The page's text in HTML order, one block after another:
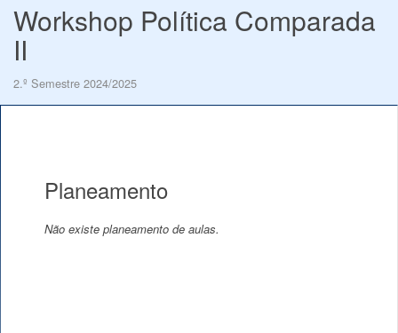
Workshop Política Comparada
II
2.º Semestre 2024/2025
Planeamento
Não existe planeamento de aulas.